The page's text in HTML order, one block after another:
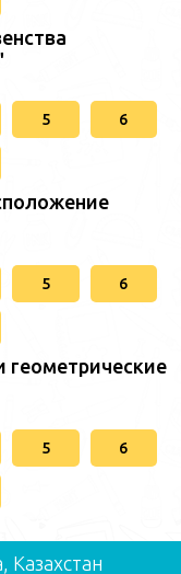
5 6
5 6
геометрические
5 6
Казахстан